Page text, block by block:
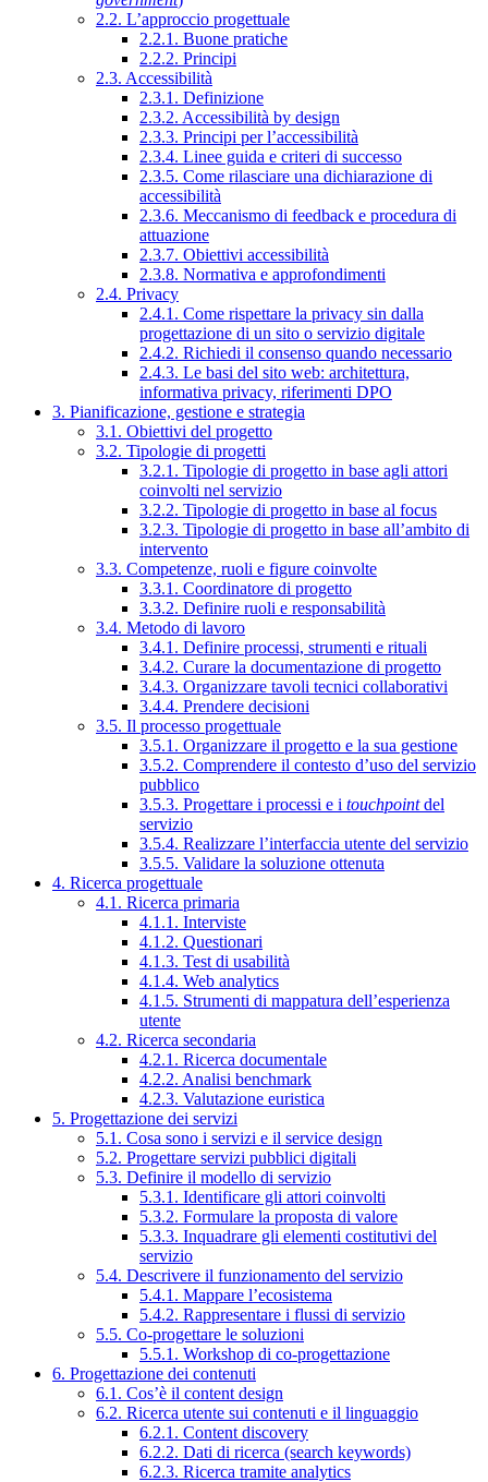
2.2. L’approccio progettuale
2.2.1. Buone pratiche
2.2.2. Principi
2.3. Accessibilità
2.3.1. Definizione
2.3.2. Accessibilità by design
2.3.3. Principi per l’accessibilità
2.3.4. Linee guida e criteri di successo
2.3.5. Come rilasciare una dichiarazione di
accessibilità
2.3.6. Meccanismo di feedback e procedura di
attuazione
2.3.7. Obiettivi accessibilità
2.3.8. Normativa e approfondimenti
2.4. Privacy
2.4.1. Come rispettare la privacy sin dalla
progettazione di un sito o servizio digitale
2.4.2. Richiedi il consenso quando necessario
2.4.3. Le basi del sito web: architettura,
informativa privacy, riferimenti DPO
3. Pianificazione, gestione e strategia
3.1. Obiettivi del progetto
3.2. Tipologie di progetti
3.2.1. Tipologie di progetto in base agli attori
coinvolti nel servizio
3.2.2. Tipologie di progetto in base al focus
3.2.3. Tipologie di progetto in base all’ambito di
intervento
3.3. Competenze, ruoli e figure coinvolte
3.3.1. Coordinatore di progetto
3.3.2. Definire ruoli e responsabilità
3.4. Metodo di lavoro
3.4.1. Definire processi, strumenti e rituali
3.4.2. Curare la documentazione di progetto
3.4.3. Organizzare tavoli tecnici collaborativi
3.4.4. Prendere decisioni
3.5. Il processo progettuale
3.5.1. Organizzare il progetto e la sua gestione
3.5.2. Comprendere il contesto d’uso del servizio
pubblico
3.5.3. Progettare i processi e i touchpointdel
servizio
3.5.4. Realizzare l’interfaccia utente del servizio
3.5.5. Validare la soluzione ottenuta
4. Ricerca progettuale
4.1. Ricerca primaria
4.1.1. Interviste
4.1.2. Questionari
4.1.3. Test di usabilità
4.1.4. Web analytics
4.1.5. Strumenti di mappatura dell’esperienza
utente
4.2. Ricerca secondaria
4.2.1. Ricerca documentale
4.2.2. Analisi benchmark
4.2.3. Valutazione euristica
5. Progettazione dei servizi
5.1. Cosa sono i servizi e il service design
5.2. Progettare servizi pubblici digitali
5.3. Definire il modello di servizio
5.3.1. Identificare gli attori coinvolti
5.3.2. Formulare la proposta di valore
5.3.3. Inquadrare gli elementi costitutivi del
servizio
5.4. Descrivere il funzionamento del servizio
5.4.1. Mappare l’ecosistema
5.4.2. Rappresentare i flussi di servizio
5.5. Co-progettare le soluzioni
5.5.1. Workshop di co-progettazione
6. Progettazione dei contenuti
6.1. Cos’è il content design
6.2. Ricerca utente sui contenuti e il linguaggio
6.2.1. Content discovery
6.2.2. Dati di ricerca (search keywords)
6.2.3. Ricerca tramite analytics